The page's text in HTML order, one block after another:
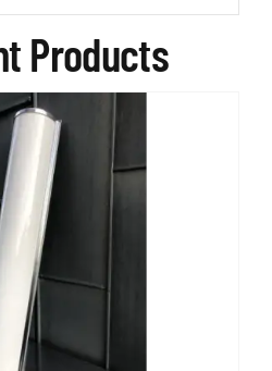
Products